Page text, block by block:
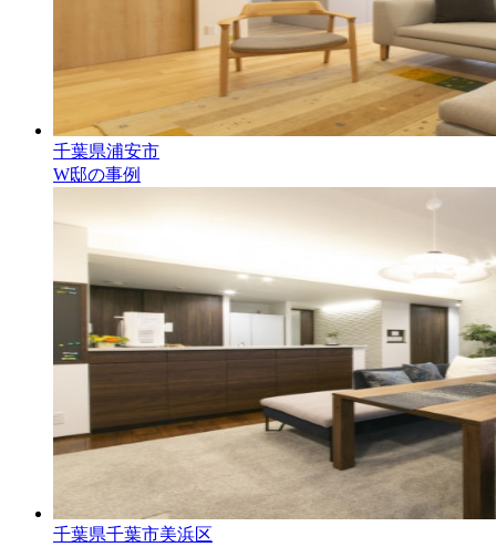
千葉県浦安市
W邸の事例
千葉県千葉市美浜区